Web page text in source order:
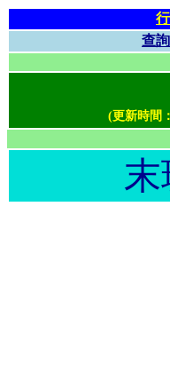
查
(更新時間：
末